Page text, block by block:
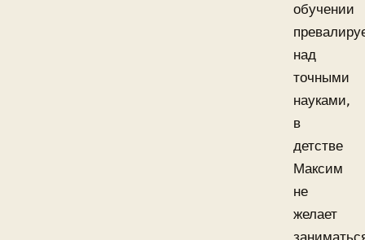
обучении
над
точными
науками,
в
детстве
Максим
не
желает